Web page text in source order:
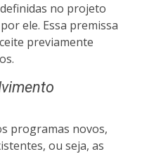
no projeto
ele. Essa premissa
previamente
programas novos,
ou seja, as